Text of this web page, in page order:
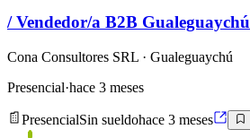
/ Vendedor/a B2B Gualeguaychú
Cona Consultores SRL · Gualeguaychú
Presencial·hace 3 meses
PresencialSin sueldohace 3 meses